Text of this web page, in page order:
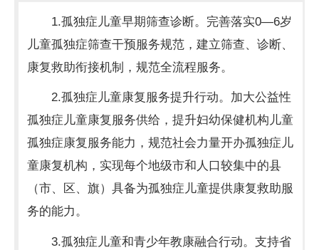
1.孤独症儿童早期筛查诊断。完善落实0—6岁
儿童孤独症筛查干预服务规范，建立筛查、诊断、
康复救助衔接机制，规范全流程服务。
2.孤独症儿童康复服务提升行动。加大公益性
孤独症儿童康复服务供给，提升妇幼保健机构儿童
孤独症康复服务能力，规范社会力量开办孤独症儿
童康复机构，实现每个地级市和人口较集中的县
（市、区、旗）具备为孤独症儿童提供康复救助服
务的能力。
3.孤独症儿童和青少年教康融合行动。支持省